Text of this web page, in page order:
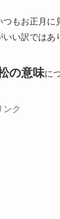
もお正月に
い訳ではあ
の意味に
ク